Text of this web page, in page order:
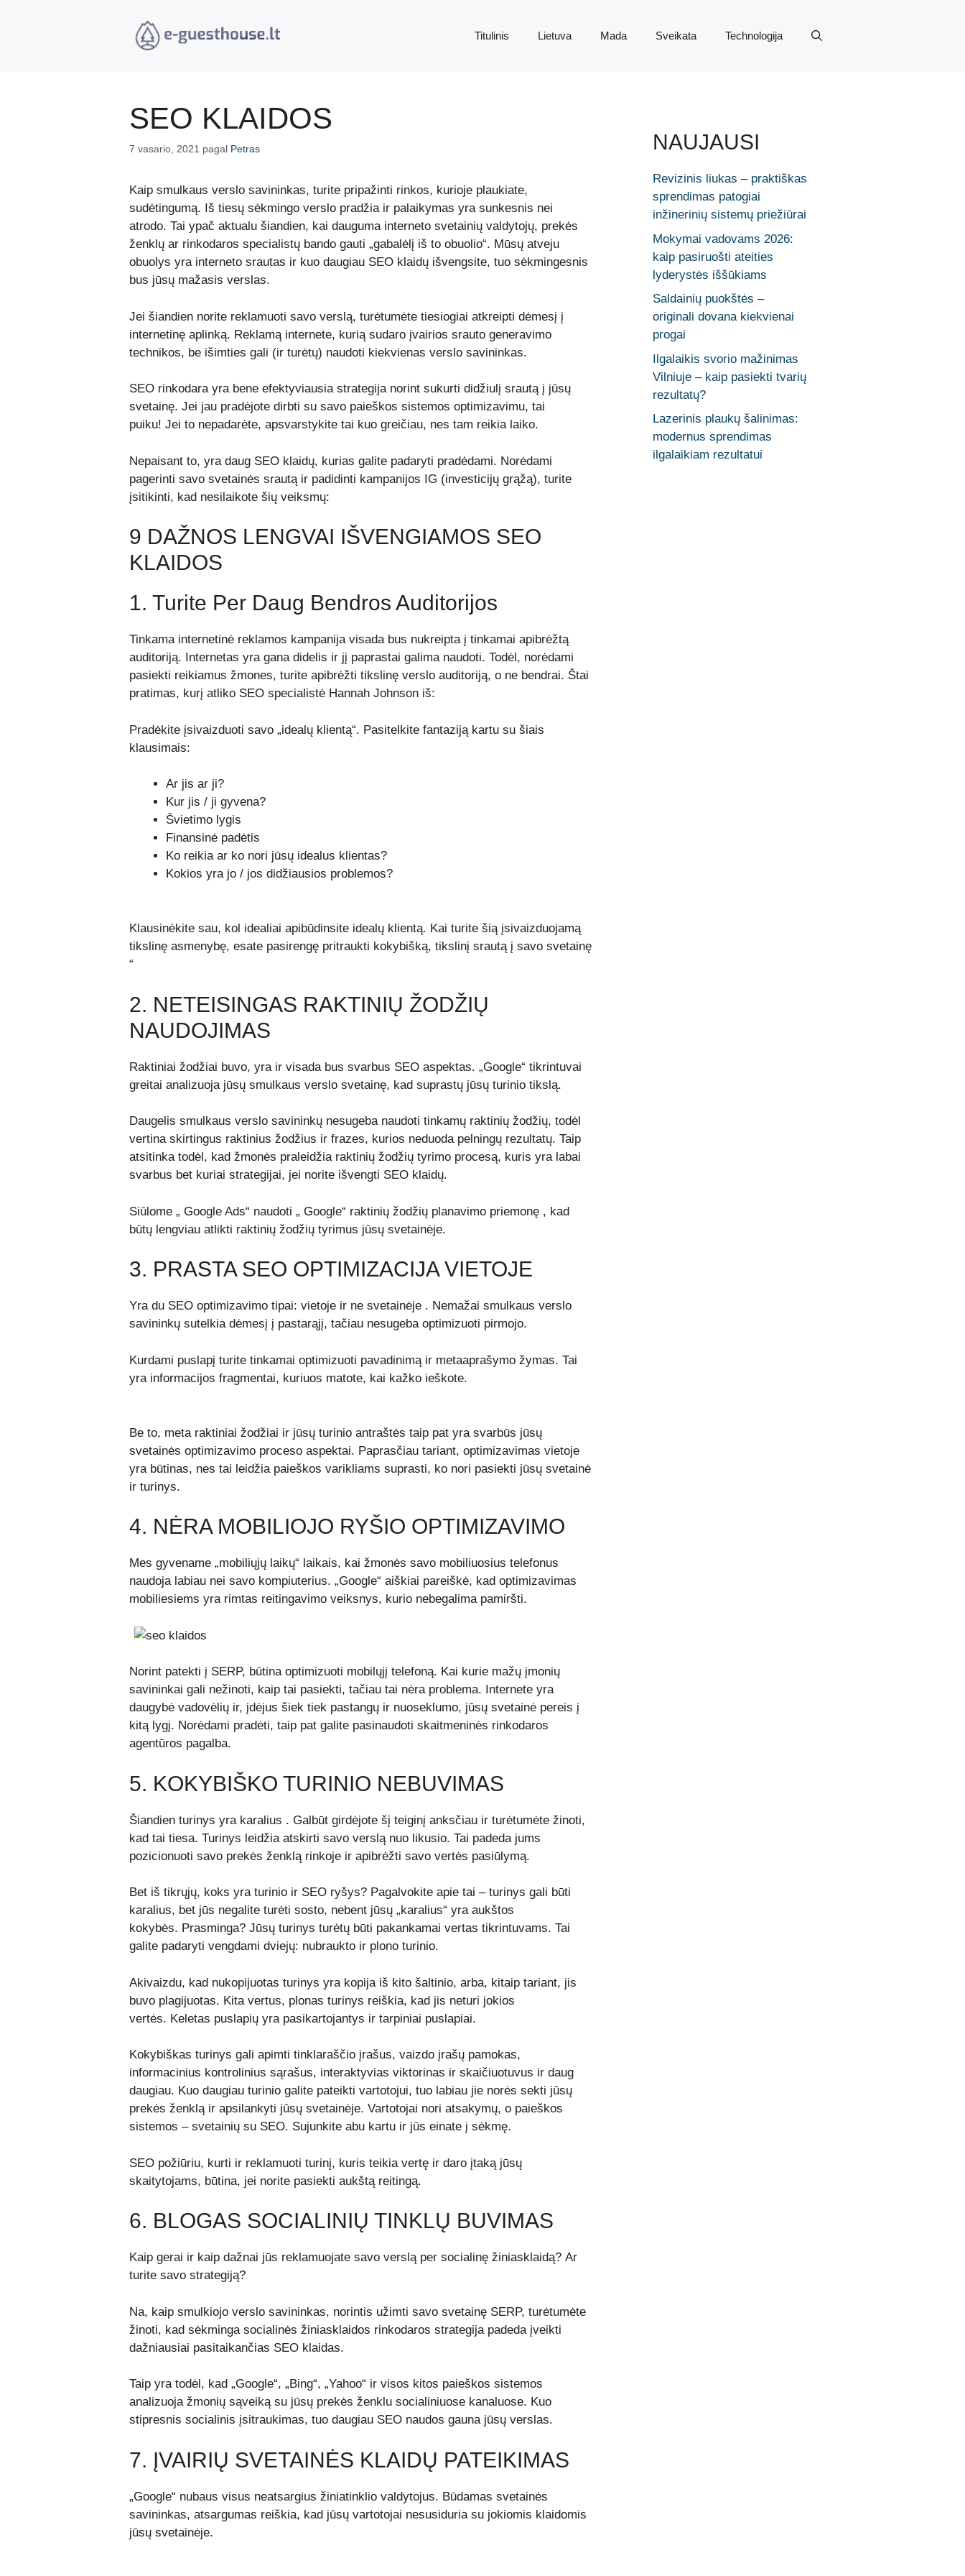
Titulinis Lietuva Mada Sveikata Technologija
SEO KLAIDOS
7 vasario, 2021 pagal Petras
Kaip smulkaus verslo savininkas, turite pripažinti rinkos, kurioje plaukiate,
sudėtingumą. Iš tiesų sėkmingo verslo pradžia ir palaikymas yra sunkesnis nei
atrodo. Tai ypač aktualu šiandien, kai dauguma interneto svetainių valdytojų, prekės
ženklų ar rinkodaros specialistų bando gauti „gabalėlį iš to obuolio“. Mūsų atveju
obuolys yra interneto srautas ir kuo daugiau SEO klaidų išvengsite, tuo sėkmingesnis
bus jūsų mažasis verslas.
Jei šiandien norite reklamuoti savo verslą, turėtumėte tiesiogiai atkreipti dėmesį į
internetinę aplinką. Reklamą internete, kurią sudaro įvairios srauto generavimo
technikos, be išimties gali (ir turėtų) naudoti kiekvienas verslo savininkas.
SEO rinkodarayra bene efektyviausia strategija norint sukurti didžiulį srautą į jūsų
svetainę. Jei jau pradėjote dirbti su savo paieškos sistemos optimizavimu, tai
puiku! Jei to nepadarėte, apsvarstykite tai kuo greičiau, nes tam reikia laiko.
Nepaisant to, yra daug SEO klaidų, kurias galite padaryti pradėdami. Norėdami
pagerinti savo svetainės srautą ir padidinti kampanijos IG (investicijų grąžą), turite
įsitikinti, kad nesilaikote šių veiksmų:
9 DAŽNOS LENGVAI IŠVENGIAMOS SEO
KLAIDOS
1. Turite Per Daug Bendros Auditorijos
Tinkama internetinė reklamos kampanija visada bus nukreipta į tinkamai apibrėžtą
auditoriją. Internetas yra gana didelis ir jį paprastai galima naudoti. Todėl, norėdami
pasiekti reikiamus žmones, turite apibrėžti tikslinę verslo auditoriją, o ne bendrai. Štai
pratimas, kurį atliko SEO specialistė Hannah Johnson iš:
Pradėkite įsivaizduoti savo „idealų klientą“. Pasitelkite fantaziją kartu su šiais
klausimais:
Ar jis ar ji?
Kur jis / ji gyvena?
Švietimo lygis
Finansinė padėtis
Ko reikia ar ko nori jūsų idealus klientas?
Kokios yra jo / jos didžiausios problemos?
Klausinėkite sau, kol idealiai apibūdinsite idealų klientą. Kai turite šią įsivaizduojamą
tikslinę asmenybę, esate pasirengę pritraukti kokybišką, tikslinį srautą į savo svetainę
“
2. NETEISINGAS RAKTINIŲ ŽODŽIŲ
NAUDOJIMAS
Raktiniai žodžiai buvo, yra ir visada bus svarbus SEO aspektas. „Google“ tikrintuvai
greitai analizuoja jūsų smulkaus verslo svetainę, kad suprastų jūsų turinio tikslą.
Daugelis smulkaus verslo savininkų nesugeba naudoti tinkamų raktinių žodžių, todėl
vertina skirtingus raktinius žodžius ir frazes, kurios neduoda pelningų rezultatų. Taip
atsitinka todėl, kad žmonės praleidžia raktinių žodžių tyrimo procesą, kuris yra labai
svarbus bet kuriai strategijai, jei norite išvengti SEO klaidų.
Siūlome „ Google Ads“ naudoti „ Google“ raktinių žodžių planavimo priemonę , kad
būtų lengviau atlikti raktinių žodžių tyrimus jūsų svetainėje.
3. PRASTA SEO OPTIMIZACIJA VIETOJE
Yra du SEO optimizavimo tipai: vietoje ir ne svetainėje. Nemažai smulkaus verslo
savininkų sutelkia dėmesį į pastarąjį, tačiau nesugeba optimizuoti pirmojo.
Kurdami puslapį turite tinkamai optimizuoti pavadinimą ir metaaprašymo žymas. Tai
yra informacijos fragmentai, kuriuos matote, kai kažko ieškote.
Be to, meta raktiniai žodžiai ir jūsų turinio antraštės taip pat yra svarbūs jūsų
svetainės optimizavimo proceso aspektai. Paprasčiau tariant, optimizavimas vietoje
yra būtinas, nes tai leidžia paieškos varikliams suprasti, ko nori pasiekti jūsų svetainė
ir turinys.
4. NĖRA MOBILIOJO RYŠIO OPTIMIZAVIMO
Mes gyvename „mobiliųjų laikų“ laikais, kai žmonės savo mobiliuosius telefonus
naudoja labiau nei savo kompiuterius. „Google“ aiškiai pareiškė, kad optimizavimas
mobiliesiems yra rimtas reitingavimo veiksnys, kurio nebegalima pamiršti.
Norint patekti į SERP, būtina optimizuoti mobilųjį telefoną. Kai kurie mažų įmonių
savininkai gali nežinoti, kaip tai pasiekti, tačiau tai nėra problema. Internete yra
daugybė vadovėlių ir, įdėjus šiek tiek pastangų ir nuoseklumo, jūsų svetainė pereis į
kitą lygį. Norėdami pradėti, taip pat galite pasinaudoti skaitmeninės rinkodaros
agentūros pagalba.
5. KOKYBIŠKO TURINIO NEBUVIMAS
Šiandien turinys yra karalius . Galbūt girdėjote šį teiginį anksčiau ir turėtumėte žinoti,
kad tai tiesa. Turinys leidžia atskirti savo verslą nuo likusio. Tai padeda jums
pozicionuoti savo prekės ženklą rinkoje ir apibrėžti savo vertės pasiūlymą.
Bet iš tikrųjų, koks yra turinio ir SEO ryšys? Pagalvokite apie tai – turinys gali būti
karalius, bet jūs negalite turėti sosto, nebent jūsų „karalius“ yra aukštos
kokybės. Prasminga? Jūsų turinys turėtų būti pakankamai vertas tikrintuvams. Tai
galite padaryti vengdami dviejų: nubraukto ir plono turinio.
Akivaizdu, kad nukopijuotas turinys yra kopija iš kito šaltinio, arba, kitaip tariant, jis
buvo plagijuotas. Kita vertus, plonas turinys reiškia, kad jis neturi jokios
vertės. Keletas puslapių yra pasikartojantys ir tarpiniai puslapiai.
Kokybiškas turinys gali apimti tinklaraščio įrašus, vaizdo įrašų pamokas,
informacinius kontrolinius sąrašus, interaktyvias viktorinas ir skaičiuotuvus ir daug
daugiau. Kuo daugiau turinio galite pateikti vartotojui, tuo labiau jie norės sekti jūsų
prekės ženklą ir apsilankyti jūsų svetainėje. Vartotojai nori atsakymų, o paieškos
sistemos – svetainių su SEO. Sujunkite abu kartu ir jūs einate į sėkmę.
SEO požiūriu, kurti ir reklamuoti turinį, kuris teikia vertę ir daro įtaką jūsų
skaitytojams, būtina, jei norite pasiekti aukštą reitingą.
6. BLOGAS SOCIALINIŲ TINKLŲ BUVIMAS
Kaip gerai ir kaip dažnai jūs reklamuojate savo verslą per socialinę žiniasklaidą? Ar
turite savo strategiją?
Na, kaip smulkiojo verslo savininkas, norintis užimti savo svetainę SERP, turėtumėte
žinoti, kad sėkminga socialinės žiniasklaidos rinkodaros strategijapadeda įveikti
dažniausiai pasitaikančias SEO klaidas.
Taip yra todėl, kad „Google“, „Bing“, „Yahoo“ ir visos kitos paieškos sistemos
analizuoja žmonių sąveiką su jūsų prekės ženklu socialiniuose kanaluose. Kuo
stipresnis socialinis įsitraukimas, tuo daugiau SEO naudos gauna jūsų verslas.
7. ĮVAIRIŲ SVETAINĖS KLAIDŲ PATEIKIMAS
„Google“ nubaus visus neatsargius žiniatinklio valdytojus. Būdamas svetainės
savininkas, atsargumas reiškia, kad jūsų vartotojai nesusiduria su jokiomis klaidomis
jūsų svetainėje.
NAUJAUSI
Revizinis liukas – praktiškas
sprendimas patogiai
inžinerinių sistemų priežiūrai
Mokymai vadovams 2026:
kaip pasiruošti ateities
lyderystės iššūkiams
Saldainių puokštės –
originali dovana kiekvienai
progai
Ilgalaikis svorio mažinimas
Vilniuje – kaip pasiekti tvarių
rezultatų?
Lazerinis plaukų šalinimas:
modernus sprendimas
ilgalaikiam rezultatui